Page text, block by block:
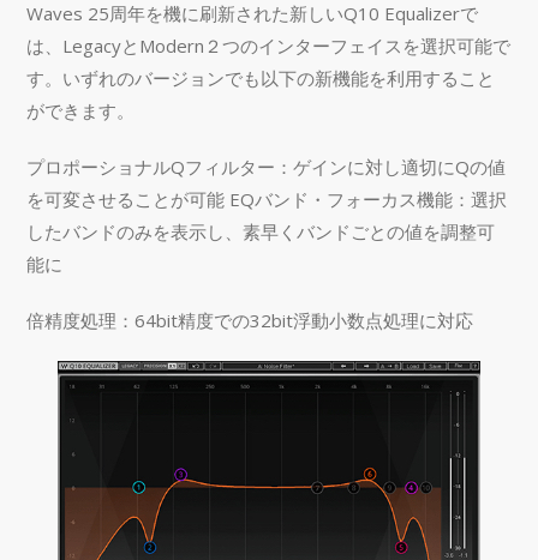
Waves 25周年を機に刷新された新しいQ10 Equalizerで
は、LegacyとModern２つのインターフェイスを選択可能で
す。いずれのバージョンでも以下の新機能を利用すること
ができます。
プロポーショナルQフィルター：ゲインに対し適切にQの値
を可変させることが可能 EQバンド・フォーカス機能：選択
したバンドのみを表示し、素早くバンドごとの値を調整可
能に
倍精度処理：64bit精度での32bit浮動小数点処理に対応